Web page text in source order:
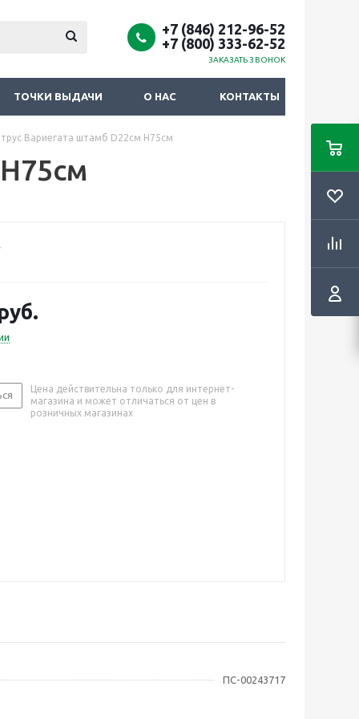
+7 (846) 212-96-52
+7 (800) 333-62-52
ЗАКАЗАТЬ ЗВОНОК
ТОЧКИ ВЫДАЧИ О НАС КОНТАКТЫ
Вариегата штамб D22см H75см
Цена действительна только для интернет-
магазина и может отличаться от цен в
розничных магазинах
ПС-00243717